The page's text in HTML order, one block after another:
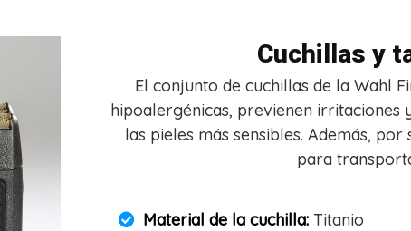
Cuchillas y
El conjunto de cuchillas de la Wahl
hipoalergénicas, previenen irritaciones
las pieles más sensibles. Además,
para
Material de la cuchilla: Titanio